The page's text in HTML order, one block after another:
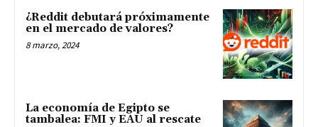
¿Reddit debutará próximamente
en el mercado de valores?
8 marzo, 2024
La economía de Egipto se
tambalea: FMI y EAU al rescate